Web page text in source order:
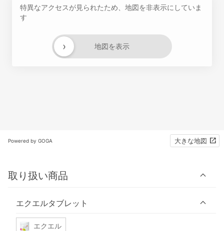
特異なアクセスが見られたため、地図を非表示にしていま
す
地図を表示
›
Powered by GOGA 大きな地図
取り扱い商品
エクエルタブレット
エクエル